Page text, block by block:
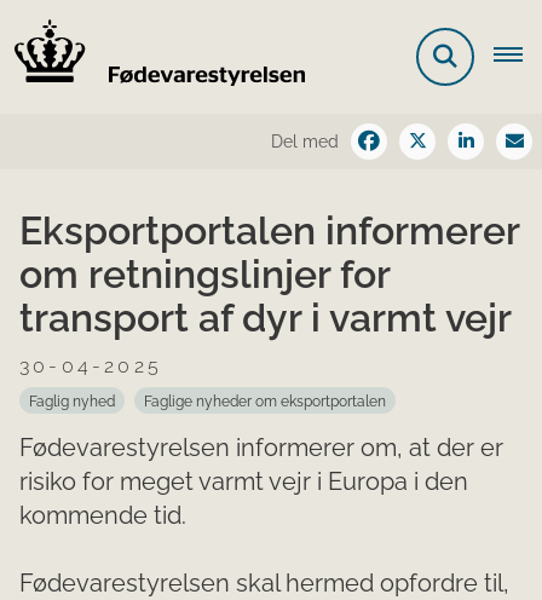
Del med
Eksportportalen informerer
om retningslinjer for
transport af dyr i varmt vejr
30-04-2025
Faglig nyhed Faglige nyheder om eksportportalen
Fødevarestyrelsen informerer om, at der er
risiko for meget varmt vejr i Europa i den
kommende tid.
Fødevarestyrelsen skal hermed opfordre til,